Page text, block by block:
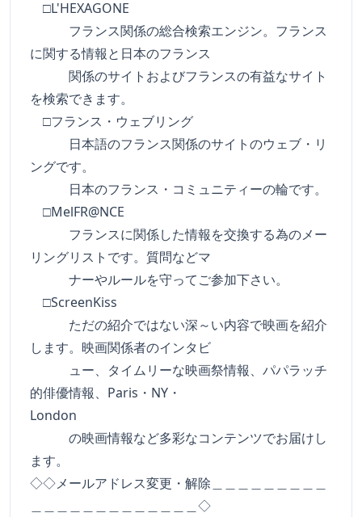
□L'HEXAGONE
フランス関係の総合検索エンジン。フランス
に関する情報と日本のフランス
関係のサイトおよびフランスの有益なサイト
を検索できます。
□フランス・ウェブリング
日本語のフランス関係のサイトのウェブ・リ
ングです。
日本のフランス・コミュニティーの輪です。
□MelFR@NCE
フランスに関係した情報を交換する為のメー
リングリストです。質問などマ
ナーやルールを守ってご参加下さい。
□ScreenKiss
ただの紹介ではない深～い内容で映画を紹介
します。映画関係者のインタビ
ュー、タイムリーな映画祭情報、パパラッチ
的俳優情報、Paris・NY・
London
の映画情報など多彩なコンテンツでお届けし
ます。
◇◇メールアドレス変更・解除＿＿＿＿＿＿＿＿＿
＿＿＿＿＿＿＿＿＿＿＿＿＿◇